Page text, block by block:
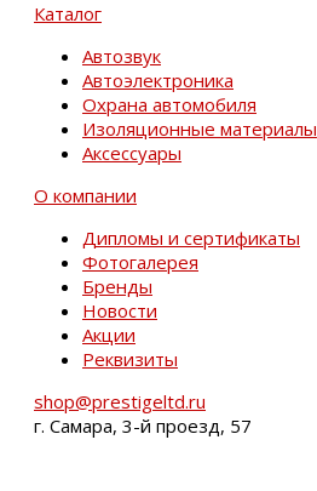
Каталог
Автозвук
Автоэлектроника
Охрана автомобиля
Изоляционные материалы
Аксессуары
О компании
Дипломы и сертификаты
Фотогалерея
Бренды
Новости
Акции
Реквизиты
shop@prestigeltd.ru
г. Самара, 3-й проезд, 57